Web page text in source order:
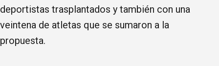
deportistas trasplantados y también con una
veintena de atletas que se sumaron a la
propuesta.